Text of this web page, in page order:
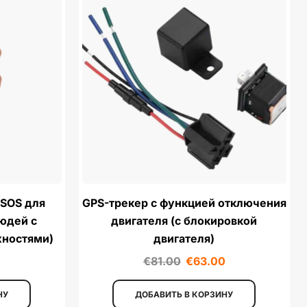
для
с
GPS-трекер с функцией отключения
двигателя (с блокировкой
двигателя)
€81.00 €63.00
ДОБАВИТЬ В КОРЗИНУ